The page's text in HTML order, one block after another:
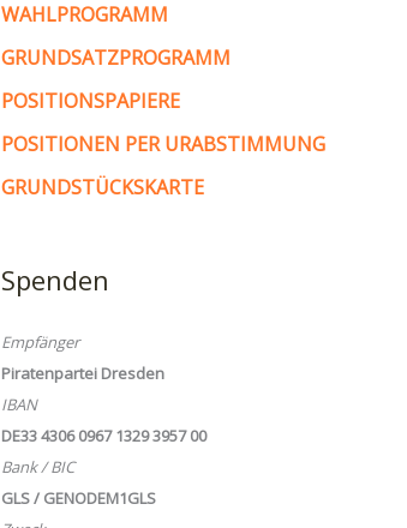
WAHLPROGRAMM
GRUNDSATZPROGRAMM
POSITIONSPAPIERE
POSITIONEN PER URABSTIMMUNG
GRUNDSTÜCKSKARTE
Spenden
Empfänger
Piratenpartei Dresden
IBAN
DE33 4306 0967 1329 3957 00
Bank / BIC
GLS / GENODEM1GLS